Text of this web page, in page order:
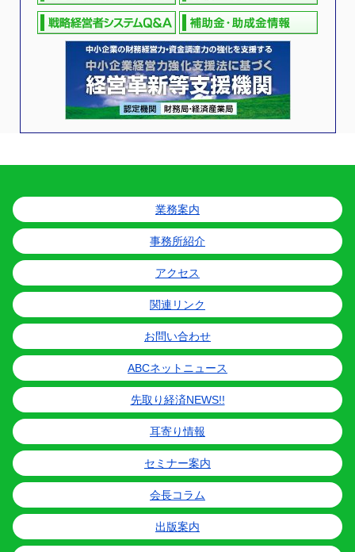
業務案内
事務所紹介
アクセス
関連リンク
お問い合わせ
ABCネットニュース
先取り経済NEWS!!
耳寄り情報
セミナー案内
会長コラム
出版案内